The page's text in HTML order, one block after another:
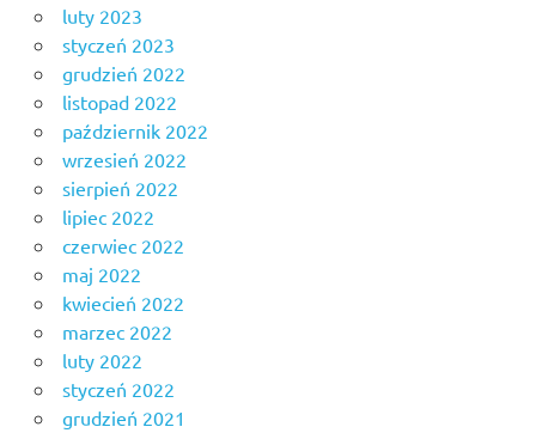
luty 2023
styczeń 2023
grudzień 2022
listopad 2022
październik 2022
wrzesień 2022
sierpień 2022
lipiec 2022
czerwiec 2022
maj 2022
kwiecień 2022
marzec 2022
luty 2022
styczeń 2022
grudzień 2021